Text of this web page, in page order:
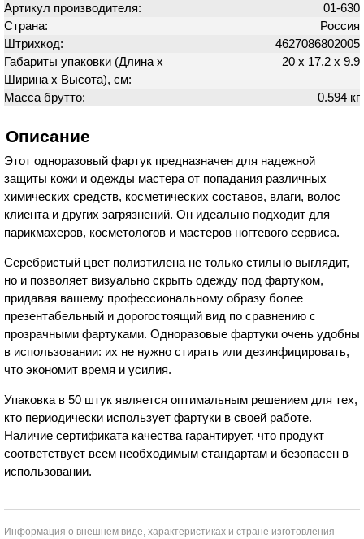
Артикул производителя:
01-630
Страна:
Россия
Штрихкод:
4627086802005
Габариты упаковки (Длина х
Ширина х Высота), см:
20 х 17.2 х 9.9
Масса брутто: 0.594 кг
Описание
Этот одноразовый фартук предназначен для надежной
защиты кожи и одежды мастера от попадания различных
химических средств, косметических составов, влаги, волос
клиента и других загрязнений. Он идеально подходит для
парикмахеров, косметологов и мастеров ногтевого сервиса.
Серебристый цвет полиэтилена не только стильно выглядит,
но и позволяет визуально скрыть одежду под фартуком,
придавая вашему профессиональному образу более
презентабельный и дорогостоящий вид по сравнению с
прозрачными фартуками. Одноразовые фартуки очень удобны
в использовании: их не нужно стирать или дезинфицировать,
что экономит время и усилия.
Упаковка в 50 штук является оптимальным решением для тех,
кто периодически использует фартуки в своей работе.
Наличие сертификата качества гарантирует, что продукт
соответствует всем необходимым стандартам и безопасен в
использовании.
Информация о внешнем виде, характеристиках и стране изготовления